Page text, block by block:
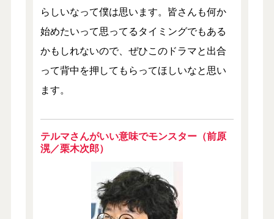
らしいなって僕は思います。皆さんも何か
始めたいって思ってるタイミングでもある
かもしれないので、ぜひこのドラマと出合
って背中を押してもらってほしいなと思い
ます。
テルマさんがいい意味でモンスター（前原
滉／栗木次郎）